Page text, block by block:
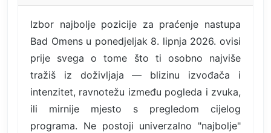
Izbor najbolje pozicije za praćenje nastupa
Bad Omens u ponedjeljak 8. lipnja 2026. ovisi
prije svega o tome što ti osobno najviše
tražiš iz doživljaja — blizinu izvođača i
intenzitet, ravnotežu između pogleda i zvuka,
ili mirnije mjesto s pregledom cijelog
programa. Ne postoji univerzalno "najbolje"